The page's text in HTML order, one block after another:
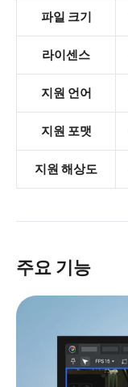
파일 크기
라이센스
지원 언어
지원 포맷
지원 해상도
주요 기능